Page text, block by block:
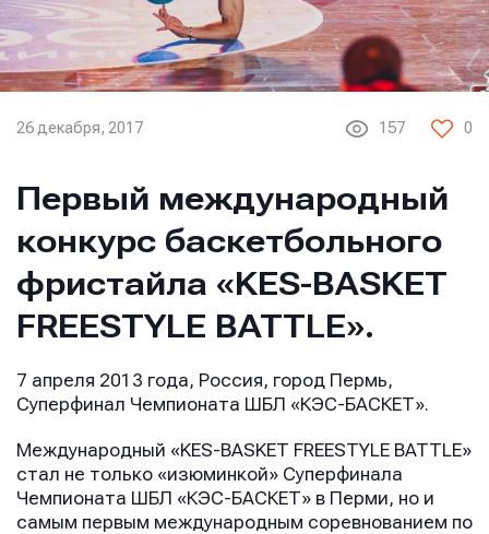
26 декабря, 2017 157 0
Первый международный
конкурс баскетбольного
фристайла «KES-BASKET
FREESTYLE BATTLE».
7 апреля 2013 года, Россия, город Пермь,
Суперфинал Чемпионата ШБЛ «КЭС-БАСКЕТ».
Международный «KES-BASKET FREESTYLE BATTLE»
стал не только «изюминкой» Суперфинала
Чемпионата ШБЛ «КЭС-БАСКЕТ» в Перми, но и
самым первым международным соревнованием по